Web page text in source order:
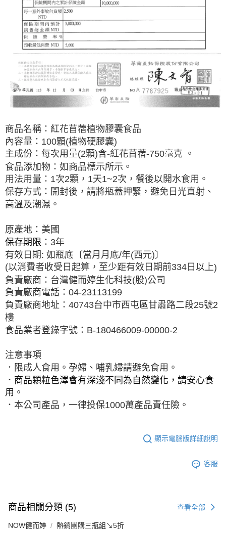
商品名稱：紅花苜蓿植物膠囊食品
內容量： 100顆(植物硬膠囊)
主成份：每次用量(2顆)含-紅花苜蓿-750毫克 。
食品添加物：如商品標示所示。
用法用量： 1次2顆， 1天1~2次，餐後以開水食用。
保存方式：開封後，請將瓶蓋押緊，避免日光直射、
高溫及潮濕。
原產地：美國
保存期限 ： 3年
有效日期: 如瓶底〔當月月底/年(西元)〕
(以消費者收受日起算，至少距有效日期前334 日以上)
負責廠商：台灣健而婷生化科技(股)公司
負責廠商電話： 04-23113199
負責廠商地址： 40743台中市西屯區甘肅路二段25號2
樓
食品業者登錄字號： B-180466009-00000-2
注意事項
．限成人食用。孕婦、哺乳婦請避免食用。
． 商品顆粒色澤會有深淺不同為自然變化，請安心食
用。
．本公司產品，一律投保1000萬產品責任險。
顯示電腦版詳細說明
客服
商品相關分類 (5) 查看全部
NOW健而婷 熱銷團購三瓶組↘5折